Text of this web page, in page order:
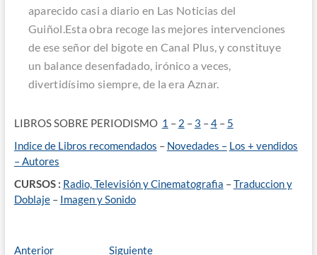
aparecido casi a diario en Las Noticias del
Guiñol.Esta obra recoge las mejores intervenciones
de ese señor del bigote en Canal Plus, y constituye
un balance desenfadado, irónico a veces,
divertidísimo siempre, de la era Aznar.
LIBROS SOBRE PERIODISMO 1 – 2 – 3 –4– 5
Indice de Libros recomendados – Novedades – Los + vendidos
–Autores
CURSOS : Radio, Televisión y Cinematografia –Traduccion y
Doblaje– Imagen y Sonido
AnteriorEntrada SiguienteEntrada